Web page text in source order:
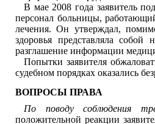
В мае 2008 года заявитель
персонал больницы,
лечения. Он утверждал,
здоровья представляла
разглашение информации
Попытки заявителя
судебном порядках оказались
ВОПРОСЫ ПРАВА
По поводу соблюдения
положительной реакции